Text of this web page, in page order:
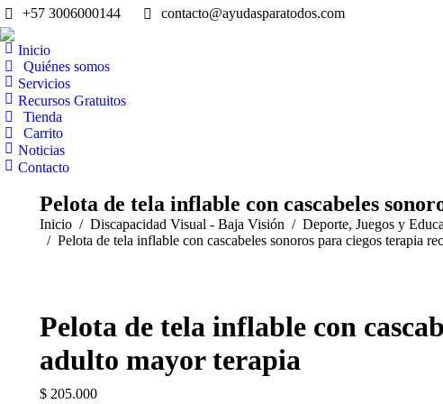
+57 3006000144 contacto@ayudasparatodos.com
Inicio
Quiénes somos
Servicios
Recursos Gratuitos
Tienda
Carrito
Noticias
Contacto
Pelota de tela inflable con cascabeles
Estás aquí:
Inicio Discapacidad Visual - Baja Visión Deporte, Juegos y
Pelota de tela inflable con cascabeles sonoros para ciegos terapia
Pelota de tela inflable con
adulto mayor terapia
$ 205.000